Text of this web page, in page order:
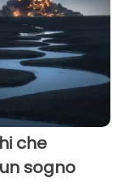
che
sogno